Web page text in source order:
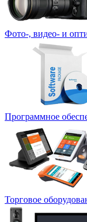
Фото-, видео- и
Программное
Торговое